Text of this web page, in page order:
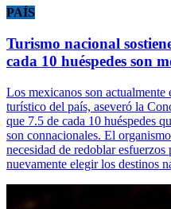
PAÍS
Turismo nacional
cada 10 huéspedes son
Los mexicanos son
turístico del país, aseveró la
que 7.5 de cada 10 huéspedes
son connacionales. El
necesidad de redoblar
nuevamente elegir los destinos